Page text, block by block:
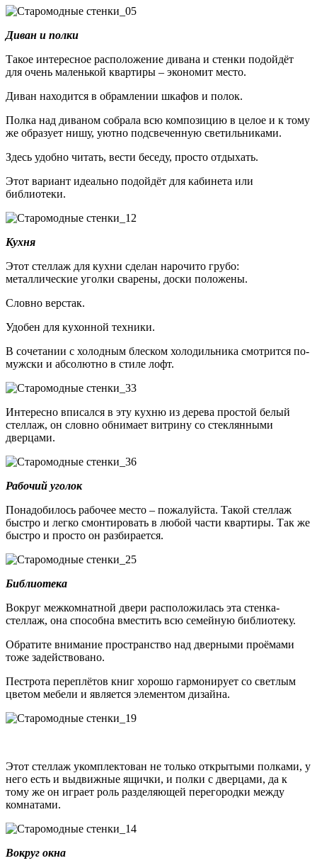
Диван и полки
Такое интересное расположение дивана и стенки подойдёт
для очень маленькой квартиры – экономит место.
Диван находится в обрамлении шкафов и полок.
Полка над диваном собрала всю композицию в целое и к тому
же образует нишу, уютно подсвеченную светильниками.
Здесь удобно читать, вести беседу, просто отдыхать.
Этот вариант идеально подойдёт для кабинета или
библиотеки.
Кухня
Этот стеллаж для кухни сделан нарочито грубо:
металлические уголки сварены, доски положены.
Словно верстак.
Удобен для кухонной техники.
В сочетании с холодным блеском холодильника смотрится по-
мужски и абсолютно в стиле лофт.
Интересно вписался в эту кухню из дерева простой белый
стеллаж, он словно обнимает витрину со стеклянными
дверцами.
Рабочий уголок
Понадобилось рабочее место – пожалуйста. Такой стеллаж
быстро и легко смонтировать в любой части квартиры. Так же
быстро и просто он разбирается.
Библиотека
Вокруг межкомнатной двери расположилась эта стенка-
стеллаж, она способна вместить всю семейную библиотеку.
Обратите внимание пространство над дверными проёмами
тоже задействовано.
Пестрота переплётов книг хорошо гармонирует со светлым
цветом мебели и является элементом дизайна.
Этот стеллаж укомплектован не только открытыми полками, у
него есть и выдвижные ящички, и полки с дверцами, да к
тому же он играет роль разделяющей перегородки между
комнатами.
Вокруг окна